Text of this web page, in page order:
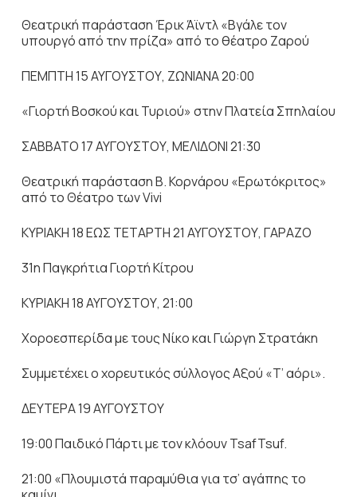
Θεατρική παράσταση Έρικ Άϊντλ «Βγάλε τον
υπουργό από την πρίζα» από το θέατρο Ζαρού
ΠΕΜΠΤΗ 15 ΑΥΓΟΥΣΤΟΥ, ΖΩΝΙΑΝΑ 20:00
«Γιορτή Βοσκού και Τυριού» στην Πλατεία Σπηλαίου
ΣΑΒΒΑΤΟ 17 ΑΥΓΟΥΣΤΟΥ, ΜΕΛΙΔΟΝΙ 21:30
Θεατρική παράσταση Β. Κορνάρου «Ερωτόκριτος»
από το Θέατρο των Vivi
ΚΥΡΙΑΚΗ 18 ΕΩΣ ΤΕΤΑΡΤΗ 21 ΑΥΓΟΥΣΤΟΥ, ΓΑΡΑΖΟ
31η Παγκρήτια Γιορτή Κίτρου
ΚΥΡΙΑΚΗ 18 ΑΥΓΟΥΣΤΟΥ, 21:00
Χοροεσπερίδα με τους Νίκο και Γιώργη Στρατάκη
Συμμετέχει ο xορευτικός σύλλογος Αξού «Τ’ αόρι».
ΔΕΥΤΕΡΑ 19 ΑΥΓΟΥΣΤΟΥ
19:00 Παιδικό Πάρτι με τον κλόουν TsafTsuf.
21:00 «Πλουμιστά παραμύθια για τσ’ αγάπης το